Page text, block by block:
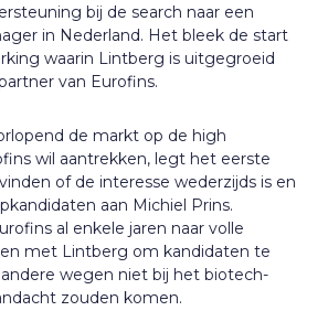
bij de search naar een
in Nederland. Het bleek de start
waarin Lintberg is uitgegroeid
van Eurofins.
de markt op de high
wil aantrekken, legt het eerste
of de interesse wederzijds is en
aan Michiel Prins.
al enkele jaren naar volle
met Lintberg om kandidaten te
wegen niet bij het biotech-
zouden komen.